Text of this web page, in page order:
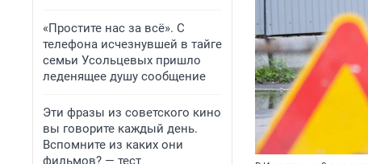
«Простите нас за всё». С
телефона исчезнувшей в тайге
семьи Усольцевых пришло
леденящее душу сообщение
Эти фразы из советского кино
вы говорите каждый день.
Вспомните из каких они
фильмов? — тест